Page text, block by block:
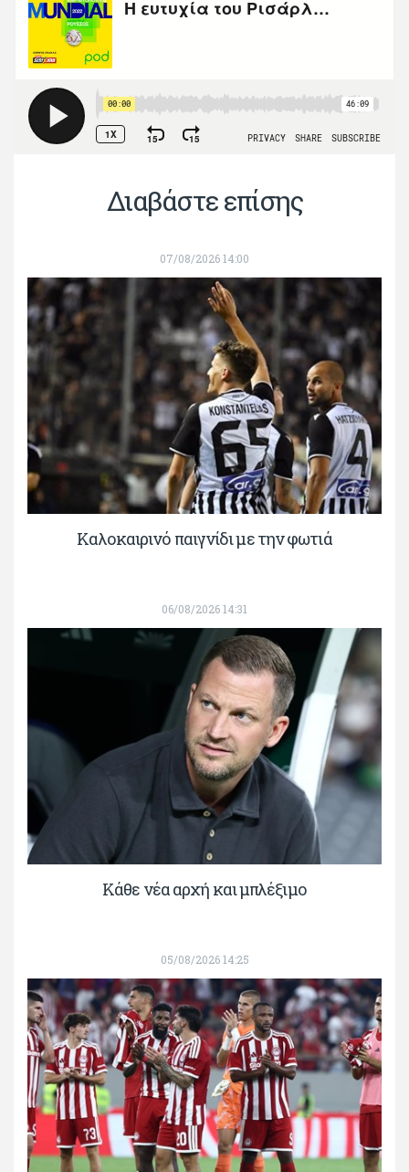
Διαβάστε επίσης
07/08/2026 14:00
Καλοκαιρινό παιγνίδι με την φωτιά
06/08/2026 14:31
Κάθε νέα αρχή και μπλέξιμο
05/08/2026 14:25